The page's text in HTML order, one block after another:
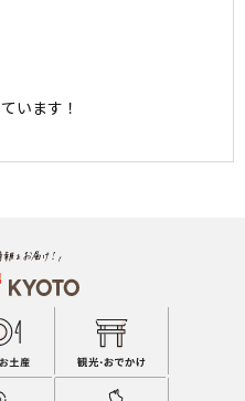
います！